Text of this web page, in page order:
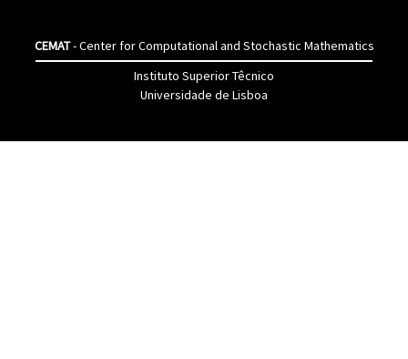
CEMAT- Center for Computational and Stochastic Mathematics
Instituto Superior Têcnico
Universidade de Lisboa